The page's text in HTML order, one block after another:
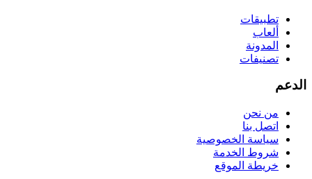
تطبيقات
ألعاب
المدونة
تصنيفات
الدعم
من نحن
اتصل بنا
سياسة الخصوصية
شروط الخدمة
خريطة الموقع